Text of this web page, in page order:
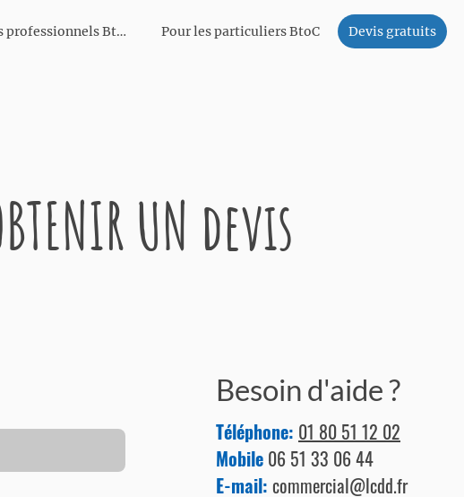
Pour les professionnels BtoB Pour les particuliers BtoC Devis gratuits
UN devis
Besoin d'aide ?
Téléphone: 01 80 51 12 02
Mobile 06 51 33 06 44
E-mail: commercial@lcdd.fr